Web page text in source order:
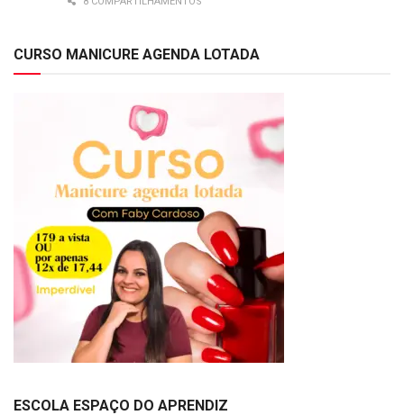
CURSO MANICURE AGENDA LOTADA
ESCOLA ESPAÇO DO APRENDIZ